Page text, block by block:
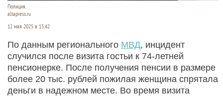
Полиция.
altapress.ru
12 мая 2025 в 13:42
По данным регионального МВД, инцидент
случился после визита гостьи к 74-летней
пенсионерке. После получения пенсии в размере
более 20 тыс. рублей пожилая женщина спрятала
деньги в надежном месте. Во время визита